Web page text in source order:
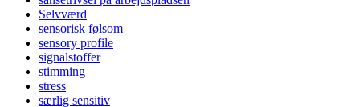
Selvværd
sensorisk følsom
sensory profile
signalstoffer
stimming
stress
særlig sensitiv